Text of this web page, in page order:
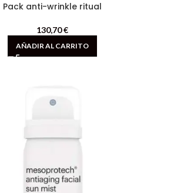
Pack anti-wrinkle ritual
130,70€
AÑADIR AL CARRITO